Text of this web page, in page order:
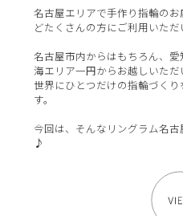
名古屋エリアで手作り指輪の
どたくさんの方にご利用いただ
名古屋市内からはもちろん、
海エリア一円からお越しいただ
世界にひとつだけの指輪づく
す。
今回は、そんなリングラム名
♪